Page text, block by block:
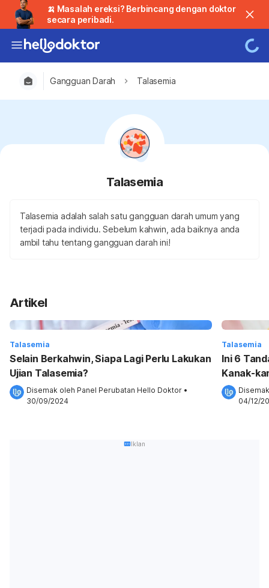
🍌 Masalah ereksi? Berbincang dengan doktor
secara peribadi.
Gangguan Darah Talasemia
Talasemia
Talasemia adalah salah satu gangguan darah umum yang
terjadi pada individu. Sebelum kahwin, ada baiknya anda
ambil tahu tentang gangguan darah ini!
Artikel
Talasemia
Selain Berkahwin, Siapa Lagi Perlu Lakukan
Ujian Talasemia?
Disemak oleh Panel Perubatan Hello Doktor •
30/09/2024
Talasemia
Ini 6
Kanak-
04/12/
Iklan